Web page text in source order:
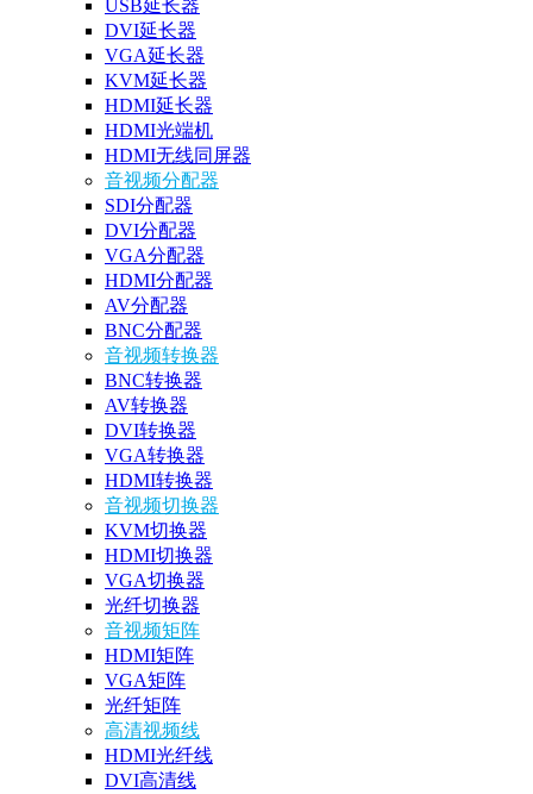
USB延长器
DVI延长器
VGA延长器
KVM延长器
HDMI延长器
HDMI光端机
HDMI无线同屏器
音视频分配器
SDI分配器
DVI分配器
VGA分配器
HDMI分配器
AV分配器
BNC分配器
音视频转换器
BNC转换器
AV转换器
DVI转换器
VGA转换器
HDMI转换器
音视频切换器
KVM切换器
HDMI切换器
VGA切换器
光纤切换器
音视频矩阵
HDMI矩阵
VGA矩阵
光纤矩阵
高清视频线
HDMI光纤线
DVI高清线